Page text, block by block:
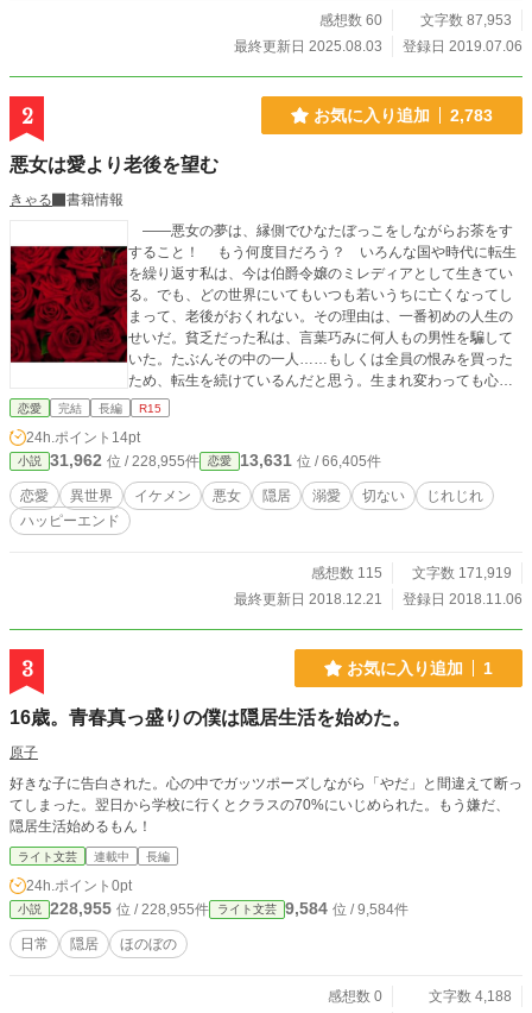
感想数 60
文字数 87,953
最終更新日 2025.08.03
登録日 2019.07.06
2 お気に入り追加 2,783
悪女は愛より老後を望む
きゃる
書籍情報
――悪女の夢は、縁側でひなたぼっこをしながらお茶をす
すること！ もう何度目だろう？ いろんな国や時代に転生
を繰り返す私は、今は伯爵令嬢のミレディアとして生きてい
る。でも、どの世界にいてもいつも若いうちに亡くなってし
まって、老後がおくれない。その理由は、一番初めの人生の
せいだ。貧乏だった私は、言葉巧みに何人もの男性を騙して
いた。たぶんその中の一人……もしくは全員の恨みを買った
ため、転生を続けているんだと思う。生まれ変わっても心か
らの愛を告げられると、その夜に心臓が止まってしまうのが
ようと心に決めていた。行き遅れまであと一年！ 領地の片
隅で、隠居生活をするのもいいわね？ そう考えて屋敷に引
きこもっていたのに、ある日双子の王子の誕生を祝う舞踏会
の招待状が届く。参加が義務付けられているけれど、地味な
姿で壁に貼り付いているから……大丈夫よね？ ＊小説家にな
恋愛 完結 長編 R15
24h.ポイント 14pt
小説 31,962 位 / 228,955件 恋愛 13,631 位 / 66,405件
恋愛 異世界 イケメン 悪女 隠居 溺愛 切ない
じれじれ
ハッピーエンド
感想数 115
文字数 171,919
最終更新日 2018.12.21
登録日 2018.11.06
3 お気に入り追加 1
16歳。青春真っ盛りの僕は隠居生活を始めた。
原子
好きな子に告白された。心の中でガッツポーズしながら「やだ」と間違えて断っ
てしまった。翌日から学校に行くとクラスの70%にいじめられた。もう嫌だ、
隠居生活始めるもん！
ライト文芸 連載中 長編
24h.ポイント 0pt
小説 228,955 位 / 228,955件 ライト文芸 9,584 位 / 9,584件
日常 隠居 ほのぼの
感想数 0
文字数 4,188